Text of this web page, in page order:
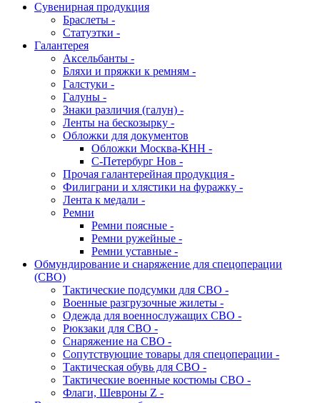
Сувенирная продукция
Браслеты -
Статуэтки -
Галантерея
Аксельбанты -
Бляхи и пряжки к ремням -
Галстуки -
Галуны -
Знаки различия (галун) -
Ленты на бескозырку -
Обложки для документов
Обложки Москва-КНН -
С-Петербург Нов -
Прочая галантерейная продукция -
Филиграни и хлястики на фуражку -
Лента к медали -
Ремни
Ремни поясные -
Ремни ружейные -
Ремни уставные -
Обмундирование и снаряжение для спецоперации
(СВО)
Тактические подсумки для СВО -
Военные разгрузочные жилеты -
Одежда для военнослужащих СВО -
Рюкзаки для СВО -
Снаряжение на СВО -
Сопутствующие товары для спецоперации -
Тактическая обувь для СВО -
Тактические военные костюмы СВО -
Флаги, Шевроны Z -